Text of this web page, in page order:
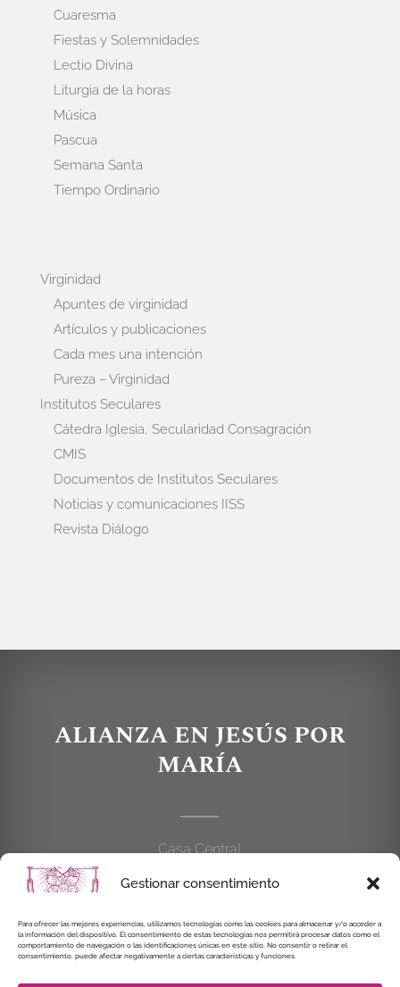
Gestionar consentimiento
Para ofrecer las mejores experiencias, utilizamos tecnologías como las cookies para almacenar y/o acceder a
la información del dispositivo. El consentimiento de estas tecnologías nos permitirá procesar datos como el
comportamiento de navegación o las identificaciones únicas en este sitio. No consentir o retirar el
consentimiento, puede afectar negativamente a ciertas características y funciones.
Cuaresma
Fiestas y Solemnidades
Lectio Divina
Liturgia de la horas
Música
Pascua
Semana Santa
Tiempo Ordinario
Virginidad
Apuntes de virginidad
Artículos y publicaciones
Cada mes una intención
Pureza – Virginidad
Institutos Seculares
Cátedra Iglesia, Secularidad Consagración
CMIS
Documentos de Institutos Seculares
Noticias y comunicaciones IISS
Revista Diálogo
ALIANZA EN JESÚS POR
MARÍA
Casa Central
914 462 114
alianzaenjesuspormaria@gmail.com